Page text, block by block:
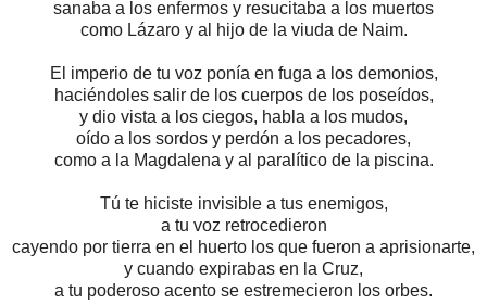
sanaba a los enfermos y resucitaba a los muertos
como Lázaro y al hijo de la viuda de Naim.
El imperio de tu voz ponía en fuga a los demonios,
haciéndoles salir de los cuerpos de los poseídos,
y dio vista a los ciegos, habla a los mudos,
oído a los sordos y perdón a los pecadores,
como a la Magdalena y al paralítico de la piscina.
Tú te hiciste invisible a tus enemigos,
a tu voz retrocedieron
cayendo por tierra en el huerto los que fueron a aprisionarte,
y cuando expirabas en la Cruz,
a tu poderoso acento se estremecieron los orbes.